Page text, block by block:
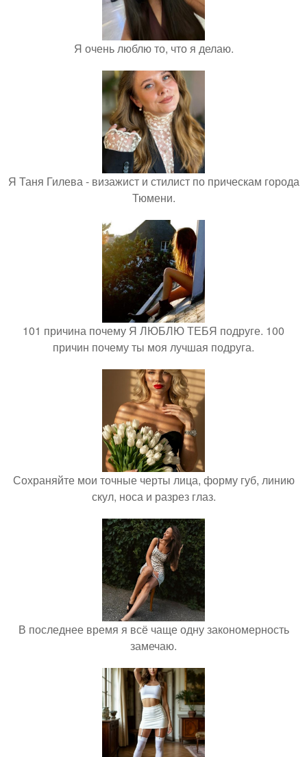
Я очень люблю то, что я делаю.
Я Таня Гилева - визажист и стилист по прическам города
Тюмени.
101 причина почему Я ЛЮБЛЮ ТЕБЯ подруге. 100
причин почему ты моя лучшая подруга.
Сохраняйте мои точные черты лица, форму губ, линию
скул, носа и разрез глаз.
В последнее время я всё чаще одну закономерность
замечаю.